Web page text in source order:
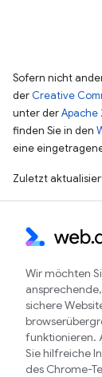
Sofern nicht
der Creative
unter derApache
finden Sie in den
eine
Zuletzt
Wir möchten
sichere
funktionieren.
Sie hilfreiche
des Chrome-